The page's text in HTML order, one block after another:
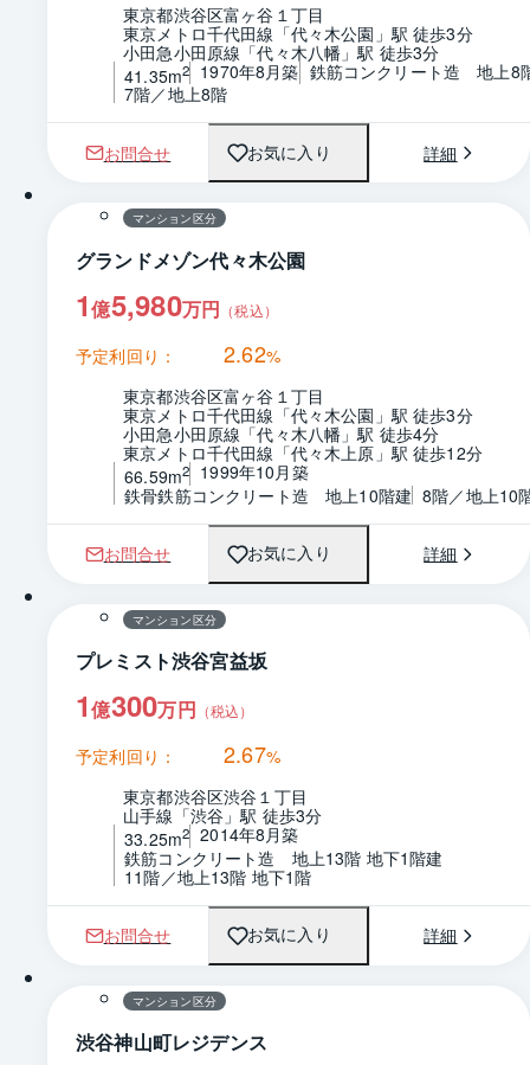
東京都渋谷区富ヶ谷１丁目
東京メトロ千代田線「代々木公園」駅 徒歩3分
小田急小田原線「代々木八幡」駅 徒歩3分
41.35m2 1970年8月築 鉄筋コンクリート造　地上8
7階／地上8階
お問合せ お気に入り 詳細
1 / 0 間取り
マンション区分
グランドメゾン代々木公園
1億5,980万円 （税込）
予定利回り： 2.62%
東京都渋谷区富ヶ谷１丁目
東京メトロ千代田線「代々木公園」駅 徒歩3分
小田急小田原線「代々木八幡」駅 徒歩4分
東京メトロ千代田線「代々木上原」駅 徒歩12分
66.59m2
1999年10月築
鉄骨鉄筋コンクリート造　地上10階建 8階／地上10
お問合せ お気に入り 詳細
1 / 0 間取り
マンション区分
プレミスト渋谷宮益坂
1億300万円 （税込）
予定利回り： 2.67%
東京都渋谷区渋谷１丁目
山手線「渋谷」駅 徒歩3分
33.25m2 2014年8月築
鉄筋コンクリート造　地上13階 地下1階建
11階／地上13階 地下1階
お問合せ お気に入り 詳細
1 / 0 間取り
マンション区分
渋谷神山町レジデンス